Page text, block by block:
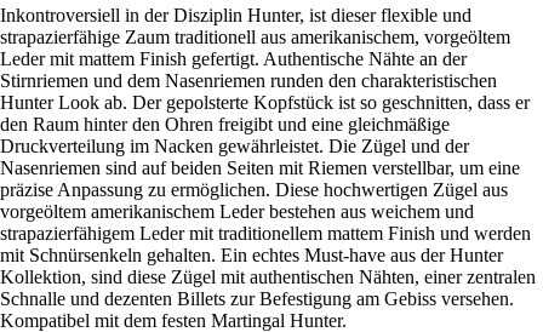
Inkontroversiell in der Disziplin Hunter, ist dieser flexible und
strapazierfähige Zaum traditionell aus amerikanischem, vorgeöltem
Leder mit mattem Finish gefertigt. Authentische Nähte an der
Stirnriemen und dem Nasenriemen runden den charakteristischen
Hunter Look ab. Der gepolsterte Kopfstück ist so geschnitten, dass er
den Raum hinter den Ohren freigibt und eine gleichmäßige
Druckverteilung im Nacken gewährleistet. Die Zügel und der
Nasenriemen sind auf beiden Seiten mit Riemen verstellbar, um eine
präzise Anpassung zu ermöglichen. Diese hochwertigen Zügel aus
vorgeöltem amerikanischem Leder bestehen aus weichem und
strapazierfähigem Leder mit traditionellem mattem Finish und werden
mit Schnürsenkeln gehalten. Ein echtes Must-have aus der Hunter
Kollektion, sind diese Zügel mit authentischen Nähten, einer zentralen
Schnalle und dezenten Billets zur Befestigung am Gebiss versehen.
Kompatibel mit dem festen Martingal Hunter.